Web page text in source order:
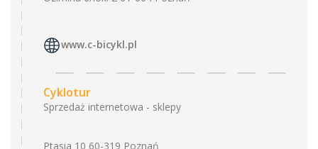
www.c-bicykl.pl
Cyklotur
Sprzedaż internetowa - sklepy
Ptasia 10 60-319 Poznań